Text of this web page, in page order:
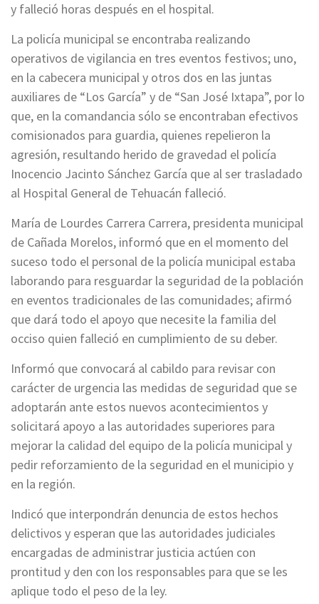
y falleció horas después en el hospital.
La policía municipal se encontraba realizando
operativos de vigilancia en tres eventos festivos; uno,
en la cabecera municipal y otros dos en las juntas
auxiliares de “Los García” y de “San José Ixtapa”, por lo
que, en la comandancia sólo se encontraban efectivos
comisionados para guardia, quienes repelieron la
agresión, resultando herido de gravedad el policía
Inocencio Jacinto Sánchez García que al ser trasladado
al Hospital General de Tehuacán falleció.
María de Lourdes Carrera Carrera, presidenta municipal
de Cañada Morelos, informó que en el momento del
suceso todo el personal de la policía municipal estaba
laborando para resguardar la seguridad de la población
en eventos tradicionales de las comunidades; afirmó
que dará todo el apoyo que necesite la familia del
occiso quien falleció en cumplimiento de su deber.
Informó que convocará al cabildo para revisar con
carácter de urgencia las medidas de seguridad que se
adoptarán ante estos nuevos acontecimientos y
solicitará apoyo a las autoridades superiores para
mejorar la calidad del equipo de la policía municipal y
pedir reforzamiento de la seguridad en el municipio y
en la región.
Indicó que interpondrán denuncia de estos hechos
delictivos y esperan que las autoridades judiciales
encargadas de administrar justicia actúen con
prontitud y den con los responsables para que se les
aplique todo el peso de la ley.